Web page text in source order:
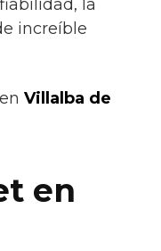
la
increíble
Villalba de
en